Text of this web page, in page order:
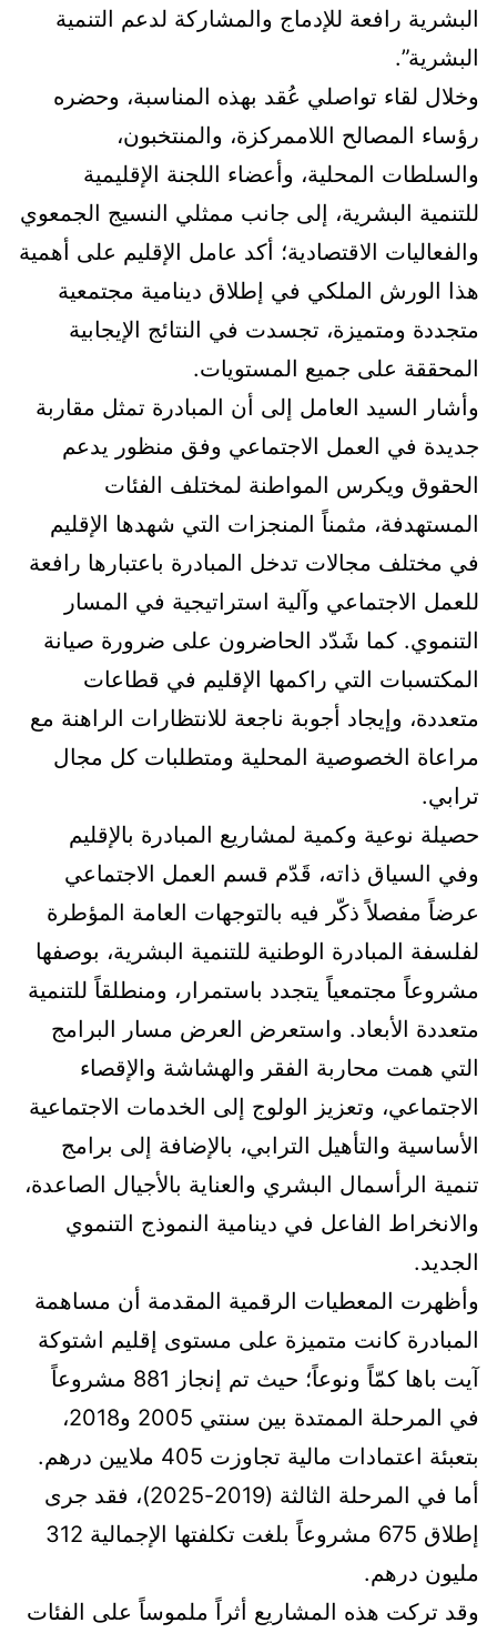
البشرية رافعة للإدماج والمشاركة لدعم التنمية
البشرية”.
وخلال لقاء تواصلي عُقد بهذه المناسبة، وحضره
رؤساء المصالح اللاممركزة، والمنتخبون،
والسلطات المحلية، وأعضاء اللجنة الإقليمية
للتنمية البشرية، إلى جانب ممثلي النسيج الجمعوي
والفعاليات الاقتصادية؛ أكد عامل الإقليم على أهمية
هذا الورش الملكي في إطلاق دينامية مجتمعية
متجددة ومتميزة، تجسدت في النتائج الإيجابية
المحققة على جميع المستويات.
وأشار السيد العامل إلى أن المبادرة تمثل مقاربة
جديدة في العمل الاجتماعي وفق منظور يدعم
الحقوق ويكرس المواطنة لمختلف الفئات
المستهدفة، مثمناً المنجزات التي شهدها الإقليم
في مختلف مجالات تدخل المبادرة باعتبارها رافعة
للعمل الاجتماعي وآلية استراتيجية في المسار
التنموي. كما شَدّد الحاضرون على ضرورة صيانة
المكتسبات التي راكمها الإقليم في قطاعات
متعددة، وإيجاد أجوبة ناجعة للانتظارات الراهنة مع
مراعاة الخصوصية المحلية ومتطلبات كل مجال
ترابي.
حصيلة نوعية وكمية لمشاريع المبادرة بالإقليم
وفي السياق ذاته، قَدّم قسم العمل الاجتماعي
عرضاً مفصلاً ذكّر فيه بالتوجهات العامة المؤطرة
لفلسفة المبادرة الوطنية للتنمية البشرية، بوصفها
مشروعاً مجتمعياً يتجدد باستمرار، ومنطلقاً للتنمية
متعددة الأبعاد. واستعرض العرض مسار البرامج
التي همت محاربة الفقر والهشاشة والإقصاء
الاجتماعي، وتعزيز الولوج إلى الخدمات الاجتماعية
الأساسية والتأهيل الترابي، بالإضافة إلى برامج
تنمية الرأسمال البشري والعناية بالأجيال الصاعدة،
والانخراط الفاعل في دينامية النموذج التنموي
الجديد.
وأظهرت المعطيات الرقمية المقدمة أن مساهمة
المبادرة كانت متميزة على مستوى إقليم اشتوكة
آيت باها كمّاً ونوعاً؛ حيث تم إنجاز 881 مشروعاً
في المرحلة الممتدة بين سنتي 2005 و2018،
بتعبئة اعتمادات مالية تجاوزت 405 ملايين درهم.
أما في المرحلة الثالثة (2019-2025)، فقد جرى
إطلاق 675 مشروعاً بلغت تكلفتها الإجمالية 312
مليون درهم.
وقد تركت هذه المشاريع أثراً ملموساً على الفئات